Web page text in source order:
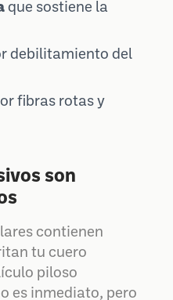
que sostiene la
debilitamiento del
fibras rotas y
son
contienen
tu cuero
piloso
es inmediato, pero